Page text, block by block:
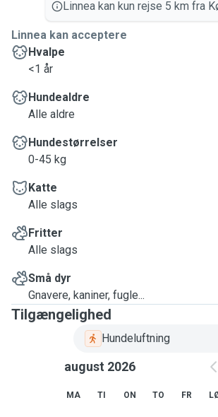
I grew up with animals and we have
hamster, dog, rabbit and hedgehog 🐹🐱🦔
would therefore really like to take care of
Linnea kan kun rejse 5 km fra
Linnea kan acceptere
Hvalpe
<1 år
Hundealdre
Alle aldre
Hundestørrelser
0-45 kg
Katte
Alle slags
Fritter
Alle slags
Små dyr
Gnavere, kaniner, fugle...
Tilgængelighed
Hundeluftning
august 2026
MA TI ON TO FR